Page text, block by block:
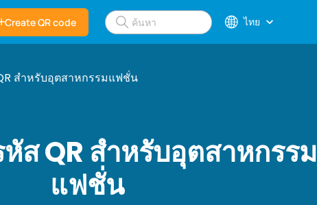
Create QR code ไทย
สำหรับอุตสาหกรรมแฟชั่น
หัส QR สำหรับอุตสาหกรรม
แฟชั่น